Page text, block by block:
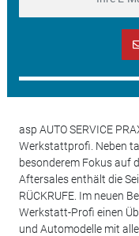
asp AUTO SERVICE
Werkstattprofi. Neben
besonderem Fokus auf
Aftersales enthält die
RÜCKRUFE. Im neuen
Werkstatt-Profi einen
und Automodelle mit